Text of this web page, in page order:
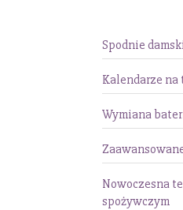
Spodnie
Kalendarze
Wymiana
Nowoczesna
spożywczym